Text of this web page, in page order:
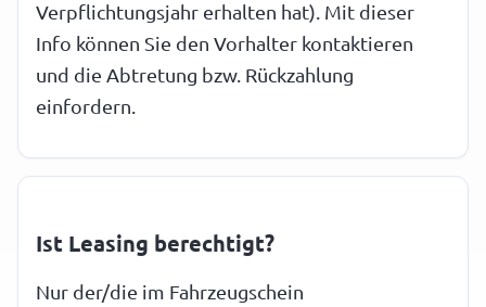
Verpflichtungsjahr erhalten hat). Mit dieser
Info können Sie den Vorhalter kontaktieren
und die Abtretung bzw. Rückzahlung
einfordern.
Ist Leasing berechtigt?
Nur der/die im Fahrzeugschein